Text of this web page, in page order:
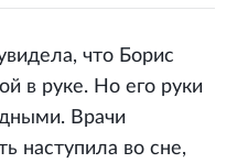
что Борис
в руке. Но его руки
Врачи
наступила во сне,